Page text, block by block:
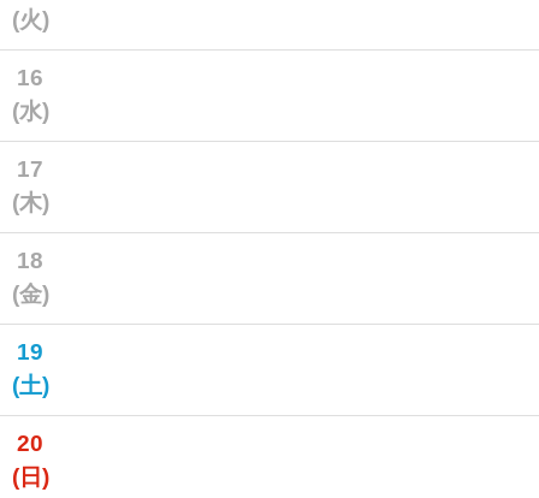
(火)
16
(水)
17
(木)
18
(金)
19
(土)
20
(日)